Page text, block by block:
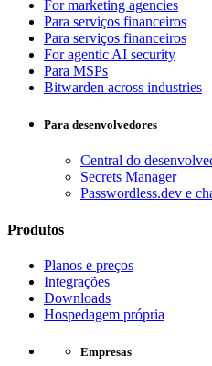
For marketing agencies
Para serviços financeiros
Para serviços financeiros
For agentic AI security
Para MSPs
Bitwarden across industries
Para desenvolvedores
Central do
Secrets Manager
Passwordless.dev e
Produtos
Planos e preços
Integrações
Downloads
Hospedagem própria
Empresas